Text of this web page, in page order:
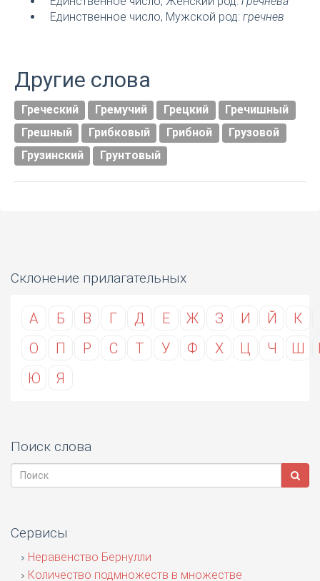
Единственное число, Мужской род: гречнев
Другие слова
Греческий Гремучий Грецкий
Гречишный
Грешный
Грибковый Грибной
Грузовой
Грузинский
Грунтовый
Склонение прилагательных
А Б В Г Д Е Ж З И Й К
О
П Р С Т У Ф Х Ц Ч Ш
Ю
Я
Поиск слова
Сервисы
Неравенство Бернулли
Количество подмножеств в множестве